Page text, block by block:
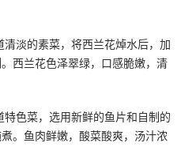
淡的素菜，将西兰花焯水后，加
西兰花色泽翠绿，口感脆嫩，清
色菜，选用新鲜的鱼片和自制的
。鱼肉鲜嫩，酸菜酸爽，汤汁浓